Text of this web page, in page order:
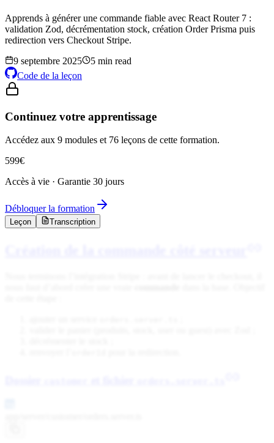
Apprends à générer une commande fiable avec React Router 7 :
validation Zod, décrémentation stock, création Order Prisma puis
redirection vers Checkout Stripe.
9 septembre 2025
5 min read
Code de la leçon
Continuez votre apprentissage
Accédez aux 9 modules et 76 leçons de cette formation.
599€
Accès à vie · Garantie 30 jours
Débloquer la formation
Leçon Transcription